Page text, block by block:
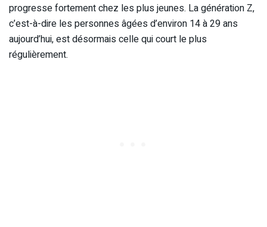
progresse fortement chez les plus jeunes. La génération Z,
c’est-à-dire les personnes âgées d’environ 14 à 29 ans
aujourd’hui, est désormais celle qui court le plus
régulièrement.